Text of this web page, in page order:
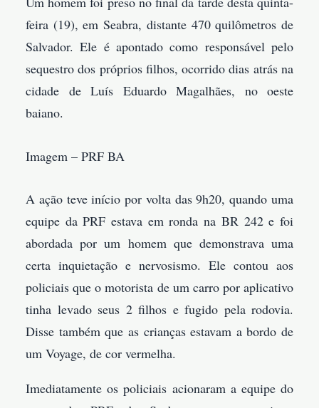
feira (19), em Seabra, distante 470 quilômetros de
Salvador. Ele é apontado como responsável pelo
sequestro dos próprios filhos, ocorrido dias atrás na
cidade de Luís Eduardo Magalhães, no oeste
baiano.
Imagem – PRF BA
A ação teve início por volta das 9h20, quando uma
equipe da PRF estava em ronda na BR 242 e foi
abordada por um homem que demonstrava uma
certa inquietação e nervosismo. Ele contou aos
policiais que o motorista de um carro por aplicativo
tinha levado seus 2 filhos e fugido pela rodovia.
Disse também que as crianças estavam a bordo de
um Voyage, de cor vermelha.
Imediatamente os policiais acionaram a equipe do